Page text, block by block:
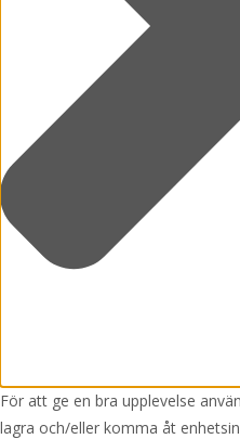
För att ge en bra upplevelse
lagra och/eller komma åt